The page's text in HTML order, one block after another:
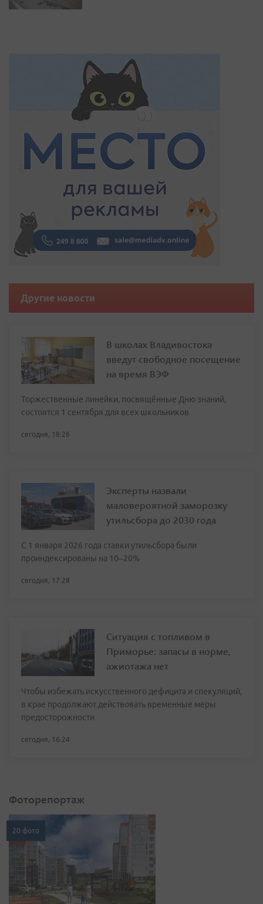
Другие новости
В школах Владивостока
введут свободное посещение
на время ВЭФ
Торжественные линейки, посвящённые Дню знаний,
состоятся 1 сентября для всех школьников
сегодня, 18:26
Эксперты назвали
маловероятной заморозку
утильсбора до 2030 года
С 1 января 2026 года ставки утильсбора были
проиндексированы на 10–20%
сегодня, 17:28
Ситуация с топливом в
Приморье: запасы в норме,
ажиотажа нет
Чтобы избежать искусственного дефицита и спекуляций,
в крае продолжают действовать временные меры
предосторожности
сегодня, 16:24
Фоторепортаж
20 фото